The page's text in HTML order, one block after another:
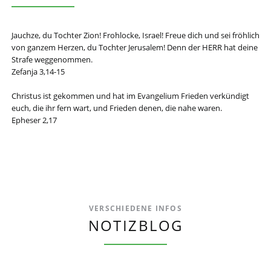
Jauchze, du Tochter Zion! Frohlocke, Israel! Freue dich und sei fröhlich
von ganzem Herzen, du Tochter Jerusalem! Denn der HERR hat deine
Strafe weggenommen.
Zefanja 3,14-15
Christus ist gekommen und hat im Evangelium Frieden verkündigt
euch, die ihr fern wart, und Frieden denen, die nahe waren.
Epheser 2,17
VERSCHIEDENE INFOS
NOTIZBLOG